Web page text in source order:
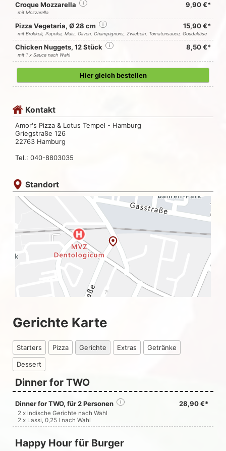
Croque Mozzarella i 9,90 €*
mit Mozzarella
Pizza Vegetaria, Ø 28 cm i 15,90 €*
mit Brokkoli, Paprika, Mais, Oliven, Champignons, Zwiebeln, Tomatensauce, Goudakäse
Chicken Nuggets, 12 Stück i 8,50 €*
mit 1 x Sauce nach Wahl
Hier gleich bestellen
Kontakt
Amor's Pizza & Lotus Tempel - Hamburg
Griegstraße 126
22763 Hamburg
Tel.: 040-8803035
Standort
Gerichte Karte
Starters Pizza Gerichte Extras Getränke
Dessert
Dinner for TWO
Dinner for TWO, für 2 Personen 28,90 €*
i
2 x indische Gerichte nach Wahl
2 x Lassi, 0,25 l nach Wahl
Happy Hour für Burger